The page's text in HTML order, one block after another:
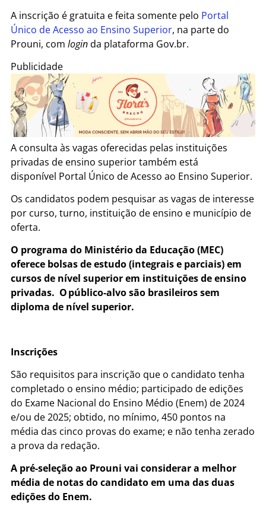
A inscrição é gratuita e feita somente pelo Portal
Único de Acesso ao Ensino Superior, na parte do
Prouni, com loginda plataforma Gov.br.
Publicidade
A consulta às vagas oferecidas pelas instituições
privadas de ensino superior também está
disponível Portal Único de Acesso ao Ensino Superior.
Os candidatos podem pesquisar as vagas de interesse
por curso, turno, instituição de ensino e município de
oferta.
O programa do Ministério da Educação (MEC)
oferece bolsas de estudo (integrais e parciais) em
cursos de nível superior em instituições de ensino
privadas. O público-alvo são brasileiros sem
diploma de nível superior.
Inscrições
São requisitos para inscrição que o candidato tenha
completado o ensino médio; participado de edições
do Exame Nacional do Ensino Médio (Enem) de 2024
e/ou de 2025; obtido, no mínimo, 450 pontos na
média das cinco provas do exame; e não tenha zerado
a prova da redação.
A pré-seleção ao Prouni vai considerar a melhor
média de notas do candidato em uma das duas
edições do Enem.